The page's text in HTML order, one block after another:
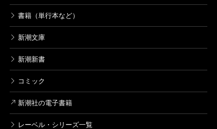
書籍（単行本など）
新潮文庫
新潮新書
コミック
新潮社の電子書籍
レーベル・シリーズ一覧